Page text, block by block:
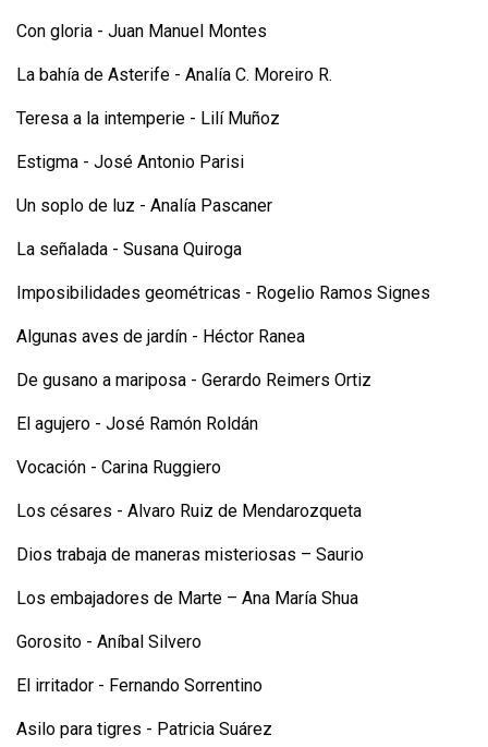
Con gloria - Juan Manuel Montes
La bahía de Asterife - Analía C. Moreiro R.
Teresa a la intemperie - Lilí Muñoz
Estigma - José Antonio Parisi
Un soplo de luz - Analía Pascaner
La señalada - Susana Quiroga
Imposibilidades geométricas - Rogelio Ramos Signes
Algunas aves de jardín - Héctor Ranea
De gusano a mariposa - Gerardo Reimers Ortiz
El agujero - José Ramón Roldán
Vocación - Carina Ruggiero
Los césares - Alvaro Ruiz de Mendarozqueta
Dios trabaja de maneras misteriosas – Saurio
Los embajadores de Marte – Ana María Shua
Gorosito - Aníbal Silvero
El irritador - Fernando Sorrentino
Asilo para tigres - Patricia Suárez